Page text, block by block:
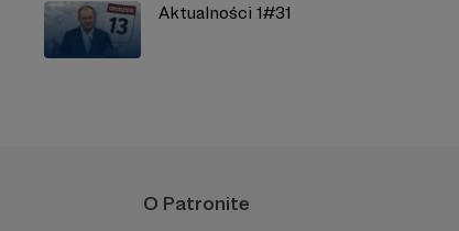
Aktualności 1#31
O Patronite